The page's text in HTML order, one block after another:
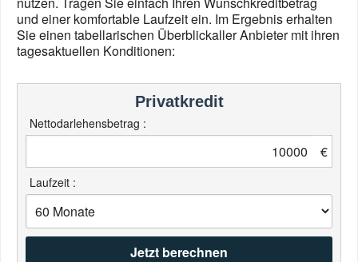
und einer komfortable Laufzeit ein. Im Ergebnis erhalten
Sie einen tabellarischen Überblickaller Anbieter mit ihren
tagesaktuellen Konditionen:
Privatkredit
Nettodarlehensbetrag :
€
Laufzeit :